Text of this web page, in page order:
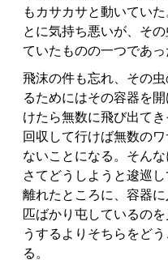
もカサカサと動いてい
とに気持ち悪いが、そ
ていたものの一つであっ
飛沫の件も忘れ、その
るためにはその容器を
けたら無数に飛び出て
回収して行けば無数の
ないことになる。そん
さてどうしようと逡巡
離れたところに、容器
匹ばかり屯しているの
うするよりそちらをど
る。